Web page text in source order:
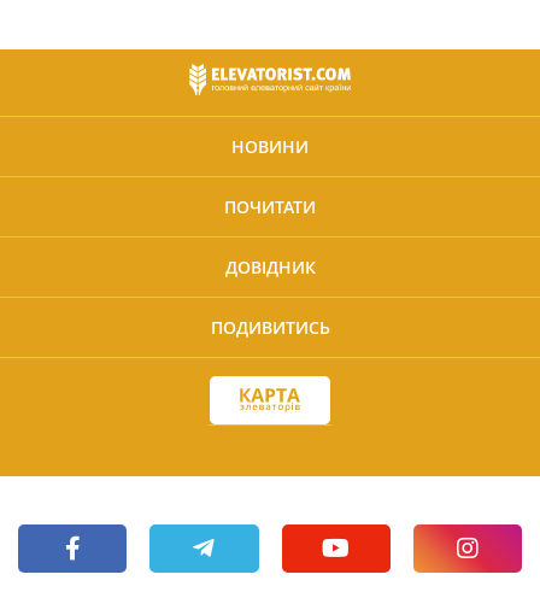
НОВИНИ
ПОЧИТАТИ
ДОВІДНИК
ПОДИВИТИСЬ